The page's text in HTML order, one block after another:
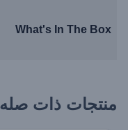
What's In The Box
منتجات ذات صله